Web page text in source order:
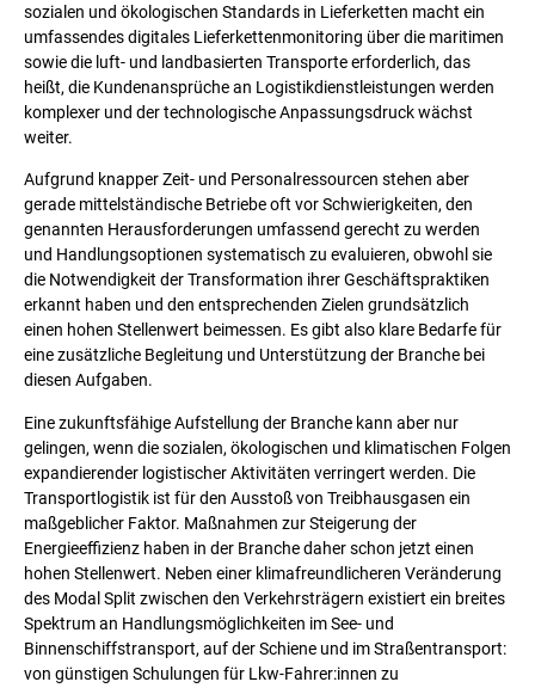
sozialen und ökologischen Standards in Lieferketten macht ein
umfassendes digitales Lieferkettenmonitoring über die maritimen
sowie die luft- und landbasierten Transporte erforderlich, das
heißt, die Kundenansprüche an Logistikdienstleistungen werden
komplexer und der technologische Anpassungsdruck wächst
weiter.
Aufgrund knapper Zeit- und Personalressourcen stehen aber
gerade mittelständische Betriebe oft vor Schwierigkeiten, den
genannten Herausforderungen umfassend gerecht zu werden
und Handlungsoptionen systematisch zu evaluieren, obwohl sie
die Notwendigkeit der Transformation ihrer Geschäftspraktiken
erkannt haben und den entsprechenden Zielen grundsätzlich
einen hohen Stellenwert beimessen. Es gibt also klare Bedarfe für
eine zusätzliche Begleitung und Unterstützung der Branche bei
diesen Aufgaben.
Eine zukunftsfähige Aufstellung der Branche kann aber nur
gelingen, wenn die sozialen, ökologischen und klimatischen Folgen
expandierender logistischer Aktivitäten verringert werden. Die
Transportlogistik ist für den Ausstoß von Treibhausgasen ein
maßgeblicher Faktor. Maßnahmen zur Steigerung der
Energieeffizienz haben in der Branche daher schon jetzt einen
hohen Stellenwert. Neben einer klimafreundlicheren Veränderung
des Modal Split zwischen den Verkehrsträgern existiert ein breites
Spektrum an Handlungsmöglichkeiten im See- und
Binnenschiffstransport, auf der Schiene und im Straßentransport:
von günstigen Schulungen für Lkw-Fahrer:innen zu